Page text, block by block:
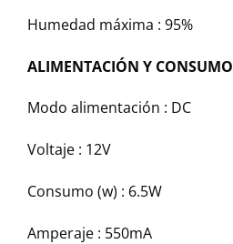
Humedad máxima : 95%
ALIMENTACIÓN Y CONSUMO
Modo alimentación : DC
Voltaje : 12V
Consumo (w) : 6.5W
Amperaje : 550mA